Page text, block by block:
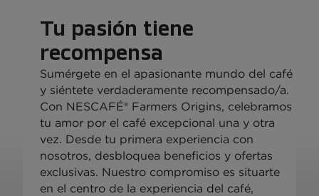
Tu pasión tiene
recompensa
Sumérgete en el apasionante mundo del café
y siéntete verdaderamente recompensado/a.
Con NESCAFÉ®️ Farmers Origins, celebramos
tu amor por el café excepcional una y otra
vez. Desde tu primera experiencia con
nosotros, desbloquea beneficios y ofertas
exclusivas. Nuestro compromiso es situarte
en el centro de la experiencia del café,